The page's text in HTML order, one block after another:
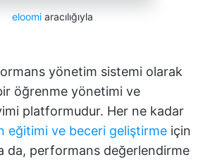
eloomiaracılığıyla
yönetim sistemi olarak
öğrenme yönetimi ve
platformudur. Her ne kadar
eğitimi ve beceri geliştirme için
da, performans değerlendirme